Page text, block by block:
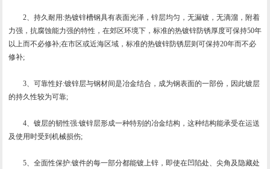
2、持久耐用:热镀锌槽钢具有表面光泽，锌层均匀，无漏镀，无滴溜，附着
力强，抗腐蚀能力强的特性，在郊区环境下，标准的热镀锌防锈厚度可保持50年
以上而不必修补;在市区或近海区域，标准的热镀锌防锈层则可保持20年而不必
修补;
3、可靠性好:镀锌层与钢材间是冶金结合，成为钢表面的一部份，因此镀层
的持久性较为可靠;
4、镀层的韧性强:镀锌层形成一种特别的冶金结构，这种结构能承受在运送
及使用时受到机械损伤;
5、全面性保护:镀件的每一部分都能镀上锌，即使在凹陷处、尖角及隐藏处